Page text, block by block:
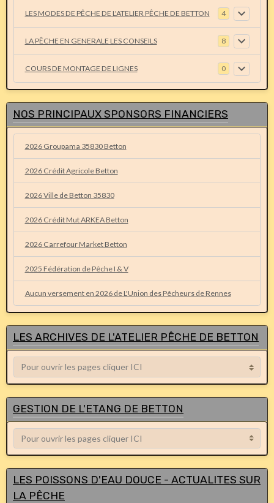
LES MODES DE PÊCHE DE L'ATELIER PÊCHE DE BETTON 4
LA PÊCHE EN GENERALE LES CONSEILS 8
COURS DE MONTAGE DE LIGNES 0
NOS PRINCIPAUX SPONSORS FINANCIERS
2026 Groupama 35830 Betton
2026 Crédit Agricole Betton
2026 Ville de Betton 35830
2026 Crédit Mut ARKEA Betton
2026 Carrefour Market Betton
2025 Fédération de Pêche I & V
Aucun versement en 2026 de L'Union des Pêcheurs de Rennes
LES ARCHIVES DE L'ATELIER PÊCHE DE BETTON
GESTION DE L'ETANG DE BETTON
LES POISSONS D'EAU DOUCE - ACTUALITES SUR
LA PÊCHE